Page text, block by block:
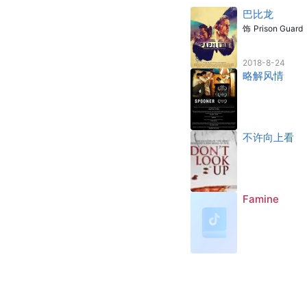
巴比龙
饰 Prison Guard
2018-8-24
略解风情
不许向上看
Famine